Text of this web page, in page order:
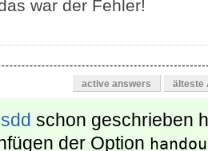
war der Fehler!
active answers älteste
schon geschrieben
der Option